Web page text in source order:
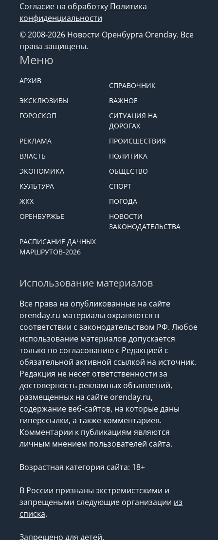
Согласие на обработку Политика
конфиденциальности
© 2008-2026 Новости Оренбурга Orenday. Все
права защищены.
Меню
АРХИВ
СПРАВОЧНИК
ЭКСКЛЮЗИВЫ
ВАЖНОЕ
ГОРОСКОП
СИТУАЦИЯ НА
ДОРОГАХ
РЕКЛАМА
ПРОИСШЕСТВИЯ
ВЛАСТЬ
ПОЛИТИКА
ЭКОНОМИКА
ОБЩЕСТВО
КУЛЬТУРА
СПОРТ
ЖКХ
ПОГОДА
ОРЕНБУРЖЬЕ
НОВОСТИ
ЗАКОНОДАТЕЛЬСТВА
РАСПИСАНИЕ ДАЧНЫХ
МАРШРУТОВ-2026
Использование материалов
Все права на опубликованные на сайте
orenday.ru материалы охраняются в
соответствии с законодательством РФ. Любое
использование материалов допускается
только по согласованию с Редакцией с
обязательной активной ссылкой на источник.
Редакция не несет ответственности за
достоверность рекламных объявлений,
размещенных на сайте orenday.ru,
содержание веб-сайтов, на которые даны
гиперссылки, а также комментариев.
Комментарии к публикациям являются
личным мнением пользователей сайта.
Возрастная категория сайта: 18+
В России признаны экстремистскими и
запрещеными следующие организации из
списка.
Запрещено для детей.